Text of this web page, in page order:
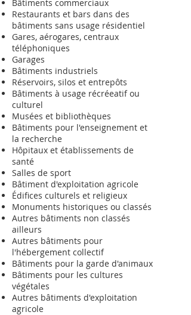
Bâtiments commerciaux
Restaurants et bars dans des
bâtiments sans usage résidentiel
Gares, aérogares, centraux
téléphoniques
Garages
Bâtiments industriels
Réservoirs, silos et entrepôts
Bâtiments à usage récréeatif ou
culturel
Musées et bibliothèques
Bâtiments pour l'enseignement et
la recherche
Hôpitaux et établissements de
santé
Salles de sport
Bâtiment d'exploitation agricole
Édifices culturels et religieux
Monuments historiques ou classés
Autres bâtiments non classés
ailleurs
Autres bâtiments pour
l'hébergement collectif
Bâtiments pour la garde d'animaux
Bâtiments pour les cultures
végétales
Autres bâtiments d'exploitation
agricole